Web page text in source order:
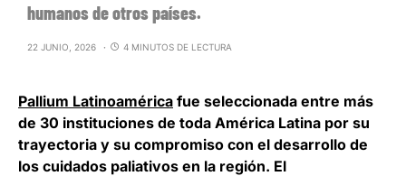
humanos de otros países.
22 JUNIO, 2026 4 MINUTOS DE LECTURA
Pallium Latinoamérica fue seleccionada entre más
de 30 instituciones de toda América Latina por su
trayectoria y su compromiso con el desarrollo de
los cuidados paliativos en la región. El